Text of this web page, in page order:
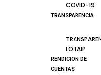
COVID-19
TRANSPARENCIA
LOTAIP
RENDICION DE
CUENTAS